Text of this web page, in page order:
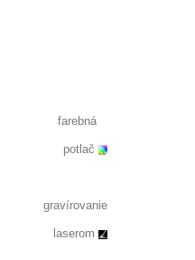
farebná
potlač
gravírovanie
laserom